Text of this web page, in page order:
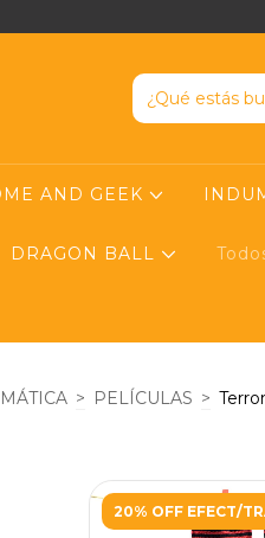
AND GEEK
DRAGON BALL
> PELÍCULAS > Terror
20% OFF EFECT/